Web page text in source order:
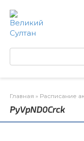
контенту
Поиск:
Главная » Расписание
PyVpND0Crck